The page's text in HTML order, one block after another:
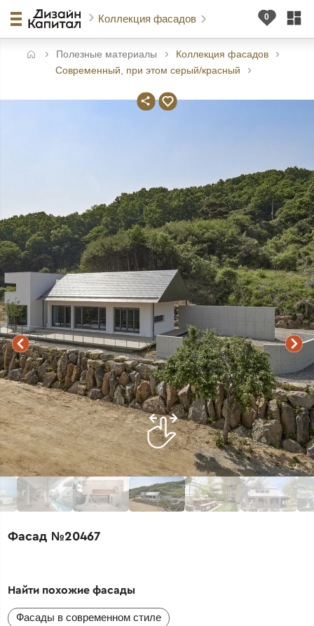
Коллекция фасадов
Полезные материалы
Коллекция фасадов
Современный, при этом серый/красный
Фасад №20467
Найти похожие фасады
Фасады в современном стиле